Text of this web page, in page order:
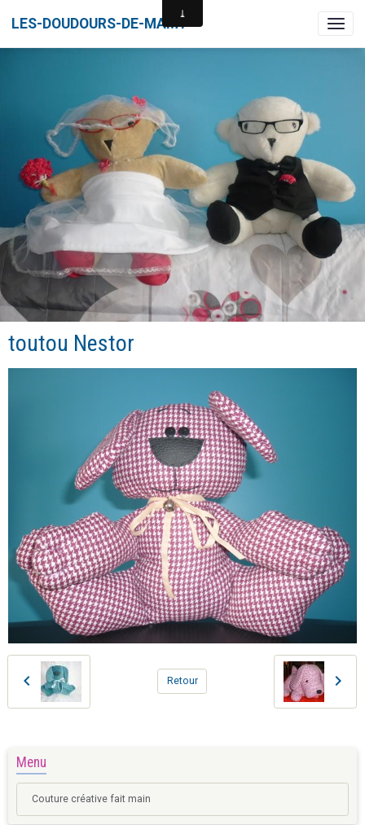
LES-DOUDOURS-DE-MAMY
toutou Nestor
Retour
Menu
Couture créative fait main